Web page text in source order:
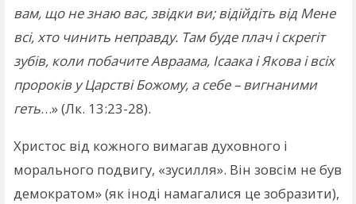
вам, що не знаю вас, звідки ви; відійдіть від Мене
всі, хто чинить неправду. Там буде плач і скрегіт
зубів, коли побачите Авраама, Ісаака і Якова і всіх
пророків у Царстві Божому, а себе – вигнаними
геть…» (Лк. 13:23-28).
Христос від кожного вимагав духовного і
морального подвигу, «зусилля». Він зовсім не був
демократом» (як іноді намагалися це зобразити),